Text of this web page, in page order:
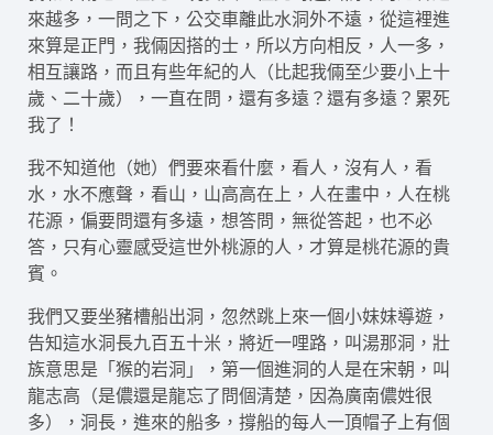
來越多，一問之下，公交車離此水洞外不遠，從這裡進
來算是正門，我倆因搭的士，所以方向相反，人一多，
相互讓路，而且有些年紀的人（比起我倆至少要小上十
歲、二十歲），一直在問，還有多遠？還有多遠？累死
我了！
我不知道他（她）們要來看什麼，看人，沒有人，看
水，水不應聲，看山，山高高在上，人在畫中，人在桃
花源，偏要問還有多遠，想答問，無從答起，也不必
答，只有心靈感受這世外桃源的人，才算是桃花源的貴
賓。
我們又要坐豬槽船出洞，忽然跳上來一個小妹妹導遊，
告知這水洞長九百五十米，將近一哩路，叫湯那洞，壯
族意思是「猴的岩洞」，第一個進洞的人是在宋朝，叫
龍志高（是儂還是龍忘了問個清楚，因為廣南儂姓很
多），洞長，進來的船多，撐船的每人一頂帽子上有個